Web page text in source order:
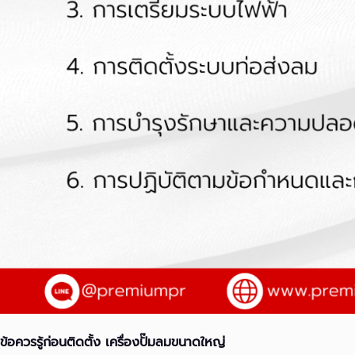
ข้อควรรู้ก่อนติดตั้ง เครื่องปั๊มลมขนาดใหญ่